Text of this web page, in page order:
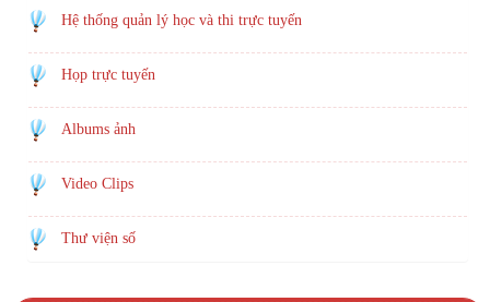
Hệ thống quản lý học và thi trực tuyến
Họp trực tuyến
Albums ảnh
Video Clips
Thư viện số